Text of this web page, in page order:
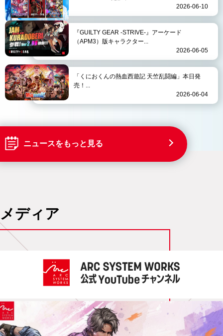
2026-06-10
『GUILTY GEAR -STRIVE-』アーケード
（APM3）版キャラクター...
2026-06-05
「くにおくんの熱血西遊記 天竺乱闘編」本日発
売！...
2026-06-04
ニュースをもっと見る
メディア